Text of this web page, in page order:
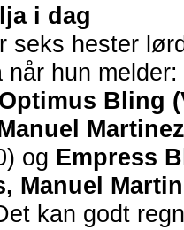
i dag
seks hester
hun melder:
Optimus Bling
og Empress
Manuel
kan godt